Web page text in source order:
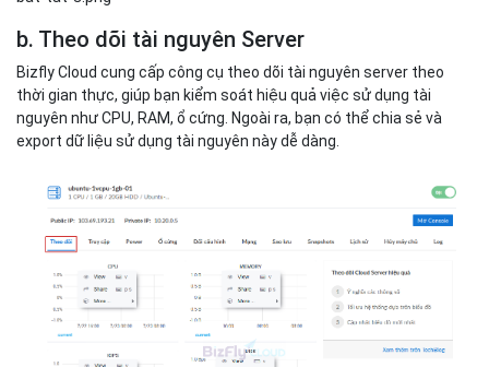
b. Theo dõi tài nguyên Server
Bizfly Cloud cung cấp công cụ theo dõi tài nguyên server theo
thời gian thực, giúp bạn kiểm soát hiệu quả việc sử dụng tài
nguyên như CPU, RAM, ổ cứng. Ngoài ra, bạn có thể chia sẻ và
export dữ liệu sử dụng tài nguyên này dễ dàng.